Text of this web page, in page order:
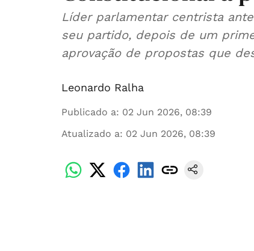
Líder parlamentar centrista
seu partido, depois de um
aprovação de propostas que
Leonardo Ralha
Publicado a: 02 Jun 2026, 08:39
Atualizado a: 02 Jun 2026, 08:39